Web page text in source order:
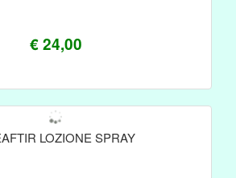
€ 24,00
LOZIONE SPRAY